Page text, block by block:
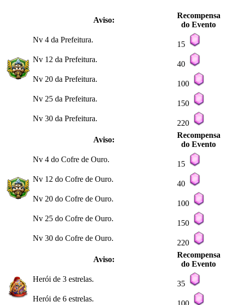
Aviso:
Recompensa
do Evento
Nv 4 da Prefeitura.
15
Nv 12 da Prefeitura.
40
Nv 20 da Prefeitura.
100
Nv 25 da Prefeitura.
150
Nv 30 da Prefeitura.
220
Aviso:
Recompensa
do Evento
Nv 4 do Cofre de Ouro.
15
Nv 12 do Cofre de Ouro.
40
Nv 20 do Cofre de Ouro.
100
Nv 25 do Cofre de Ouro.
150
Nv 30 do Cofre de Ouro.
220
Aviso:
Recompensa
do Evento
Herói de 3 estrelas.
35
Herói de 6 estrelas.